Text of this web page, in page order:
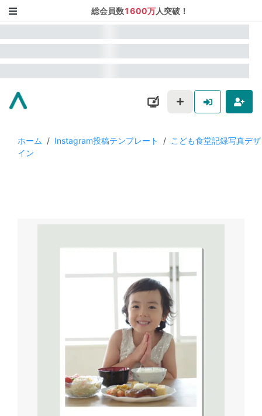
総会員数1600万人突破！
ホーム / Instagram投稿テンプレート / こども食堂記録写真デザ
イン